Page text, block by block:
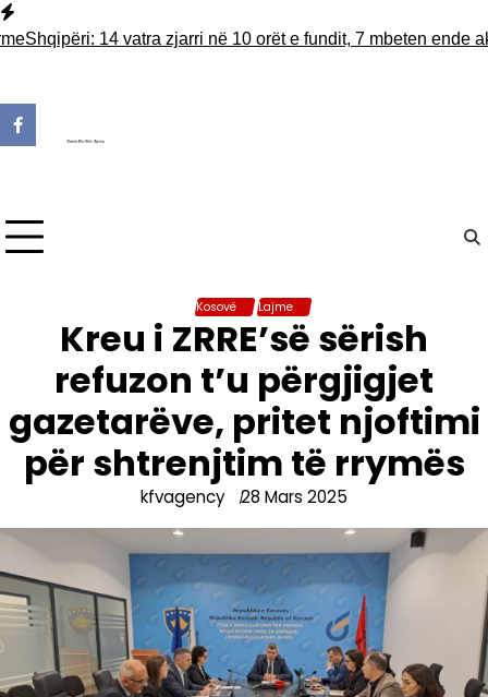
Skip
to
14 vatra zjarri në 10 orët e fundit, 7 mbeten ende aktive
Kosovë Lajme
Kreu i ZRRE’së sërish
refuzon t’u përgjigjet
gazetarëve, pritet njoftimi
për shtrenjtim të rrymës
kfvagency 28 Mars 2025